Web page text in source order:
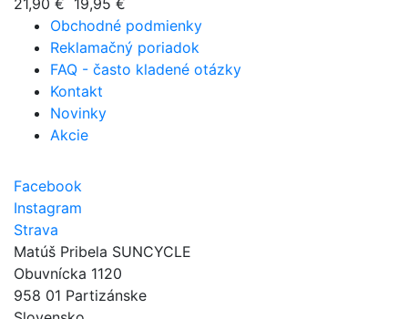
21,90 € 19,95 €
Obchodné podmienky
Reklamačný poriadok
FAQ - často kladené otázky
Kontakt
Novinky
Akcie
Facebook
Instagram
Strava
Matúš Pribela SUNCYCLE
Obuvnícka 1120
958 01 Partizánske